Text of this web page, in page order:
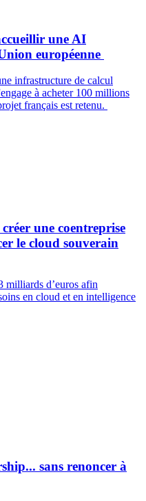
une AI
européenne
infrastructure de calcul
à acheter 100 millions
français est retenu.
une coentreprise
le cloud souverain
milliards d’euros afin
en cloud et en intelligence
sans renoncer à